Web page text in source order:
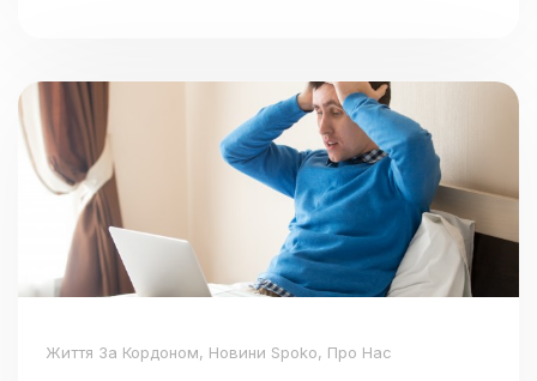
Життя За Кордоном, Новини Spoko, Про Нас